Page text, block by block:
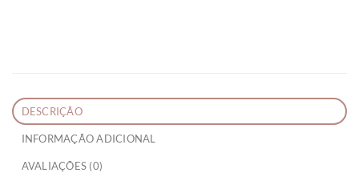
DESCRIÇÃO
INFORMAÇÃO ADICIONAL
AVALIAÇÕES (0)